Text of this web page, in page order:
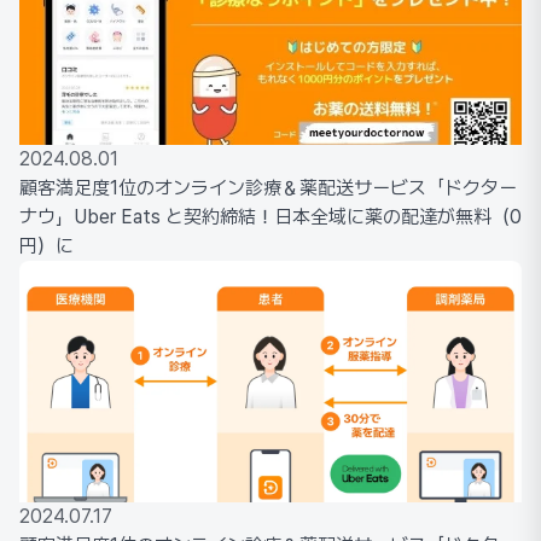
2024.08.01
顧客満足度1位のオンライン診療＆薬配送サービス「ドクター
ナウ」Uber Eats と契約締結！日本全域に薬の配達が無料（0
円）に
2024.07.17